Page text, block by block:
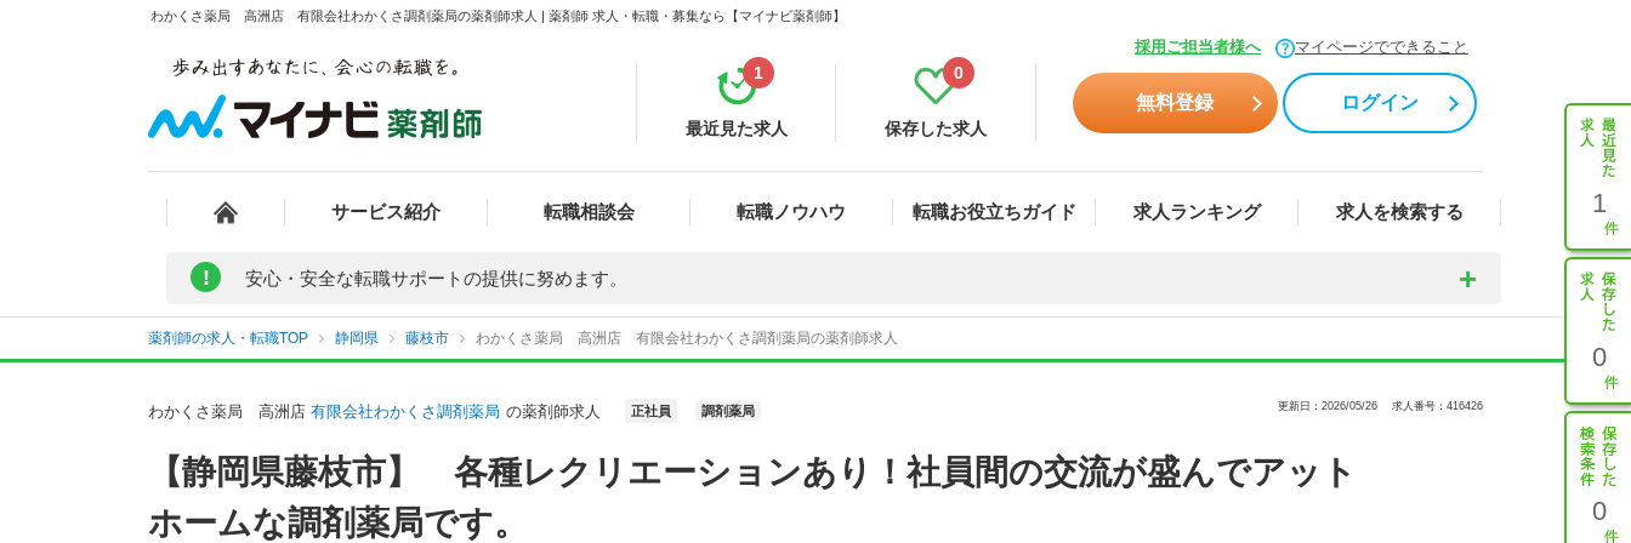
わかくさ薬局 高洲店 有限会社わかくさ調剤薬局の薬剤師求人 | 薬剤師 求人・転職・募集なら【マイナビ薬剤師】
採用ご担当者様へ マイページでできること
最近見た求人
1
保存した求人
0
無料登録 ログイン
サービス紹介 転職相談会 転職ノウハウ 転職お役立ちガイド 求人ランキング 求人を検索する 1
0
0
! 安心・安全な転職サポートの提供に努めます。
薬剤師の求人・転職TOP 静岡県 藤枝市 わかくさ薬局 高洲店 有限会社わかくさ調剤薬局の薬剤師求人
わかくさ薬局 高洲店 有限会社わかくさ調剤薬局 の薬剤師求人 正社員 調剤薬局 更新日：2026/05/26 求人番号：416426
【静岡県藤枝市】 各種レクリエーションあり！社員間の交流が盛んでアット
ホームな調剤薬局です。